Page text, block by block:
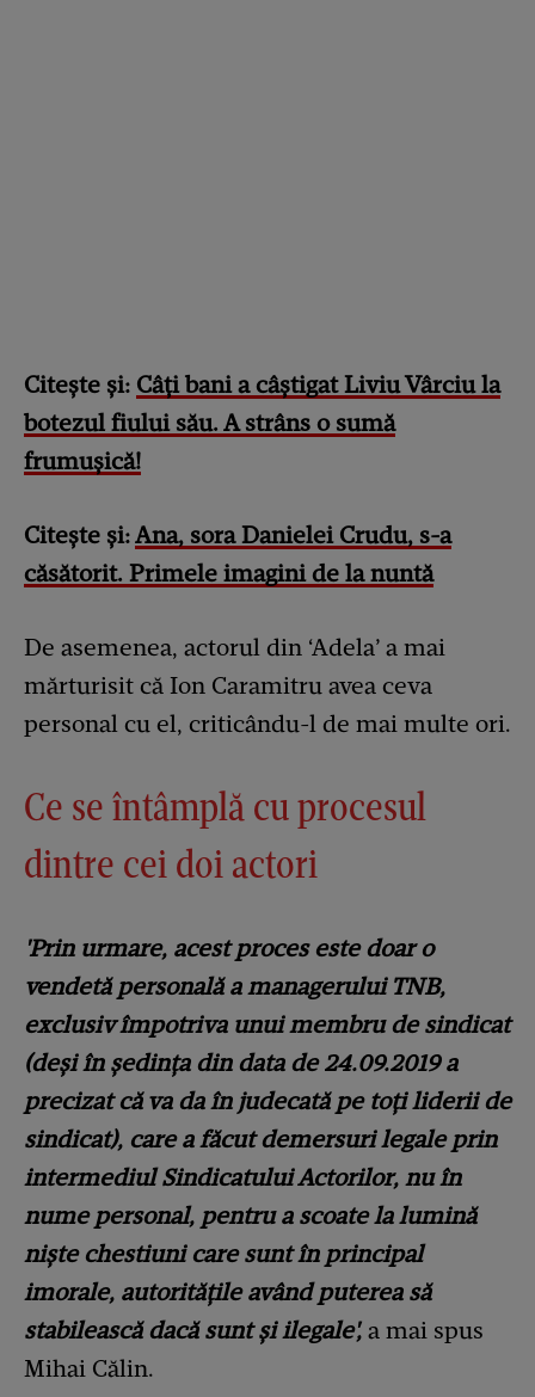
Citește și: Câți bani a câștigat Liviu Vârciu la
botezul fiului său. A strâns o sumă
frumușică!
Citește și:Ana, sora Danielei Crudu, s-a
căsătorit. Primele imagini de la nuntă
De asemenea, actorul din ‘Adela’ a mai
mărturisit că Ion Caramitru avea ceva
personal cu el, criticându-l de mai multe ori.
Ce se întâmplă cu procesul
dintre cei doi actori
'Prin urmare, acest proces este doar o
vendetă personală a managerului TNB,
exclusiv împotriva unui membru de sindicat
(deși în ședința din data de 24.09.2019 a
precizat că va da în judecată pe toți liderii de
sindicat), care a făcut demersuri legale prin
intermediul Sindicatului Actorilor, nu în
nume personal, pentru a scoate la lumină
niște chestiuni care sunt în principal
imorale, autoritățile având puterea să
stabilească dacă sunt și ilegale', a mai spus
Mihai Călin.